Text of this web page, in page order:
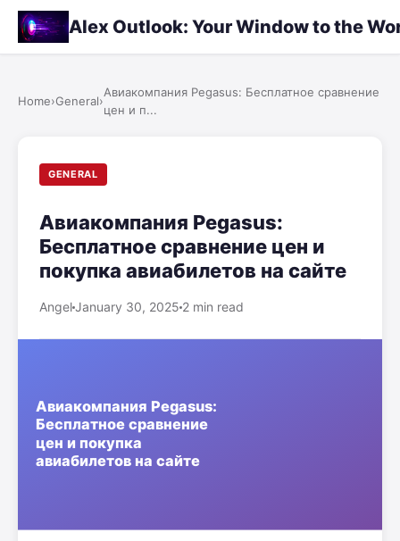
Alex Outlook: Your Window to the
Home›General›
Авиакомпания Pegasus: Бесплатное сравнение
цен и п...
GENERAL
Авиакомпания Pegasus:
Бесплатное сравнение цен и
покупка авиабилетов на сайте
AngelJanuary 30, 2025 2 min read